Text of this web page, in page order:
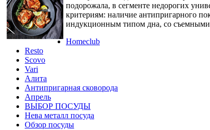
подорожала, в сегменте недорогих
критериям: наличие антипригарного
индукционным типом дна, со
Homeclub
Resto
Scovo
Vari
Алита
Антипригарная сковорода
Апрель
ВЫБОР ПОСУДЫ
Нева металл посуда
Обзор посуды